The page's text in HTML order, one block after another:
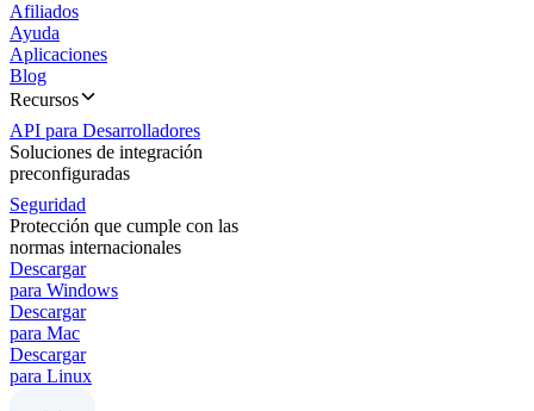
Afiliados
Ayuda
Aplicaciones
Blog
Recursos
API para Desarrolladores
Soluciones de integración
preconfiguradas
Seguridad
Protección que cumple con las
normas internacionales
Descargar
para Windows
Descargar
para Mac
Descargar
para Linux